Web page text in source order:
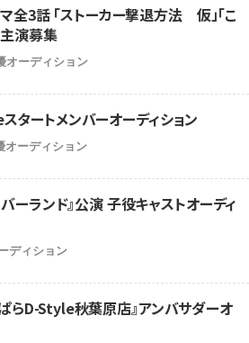
全3話 「ストーカー撃退方法 仮」「こ
演募集
ーディション
タートメンバーオーディション
ーディション
ーランド』公演 子役キャストオーディ
ディション
らD-Style秋葉原店』アンバサダーオ